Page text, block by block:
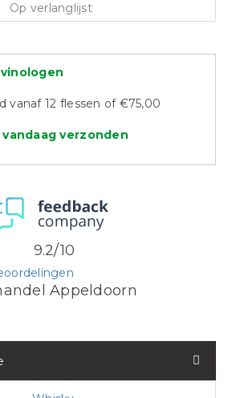
Op verlanglijst
vinologen
vanaf 12 flessen of €75,00
vandaag verzonden
Appeldoorn
9.2/10